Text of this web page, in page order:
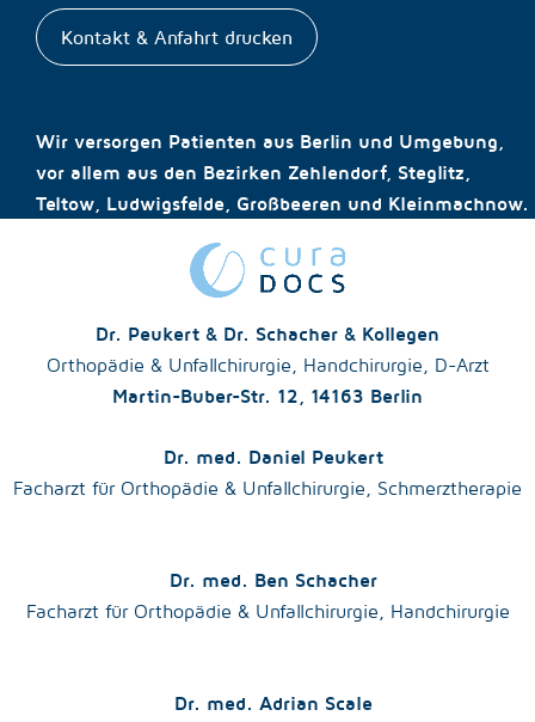
Kontakt & Anfahrt drucken
Wir versorgen Patienten aus Berlin und Umgebung,
vor allem aus den Bezirken Zehlendorf, Steglitz,
Teltow, Ludwigsfelde, Großbeeren und Kleinmachnow.
Dr. Peukert & Dr. Schacher & Kollegen
Orthopädie & Unfallchirurgie, Handchirurgie, D-Arzt
Martin-Buber-Str. 12, 14163 Berlin
Dr. med. Daniel Peukert
Facharzt für Orthopädie & Unfallchirurgie, Schmerztherapie
Dr. med. Ben Schacher
Facharzt für Orthopädie & Unfallchirurgie, Handchirurgie
Dr. med. Adrian Scale